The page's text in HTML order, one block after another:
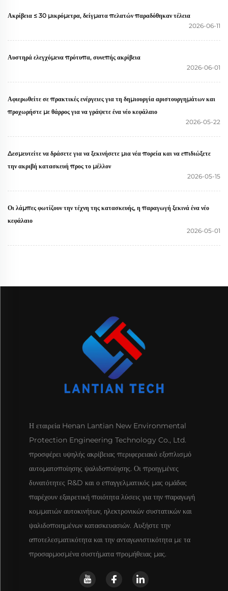
Ακρίβεια ≤ 30 μικρόμετρα, δείγματα πελατών παραδόθηκαν τέλεια
2026-06-11
Αυστηρά ελεγχόμενα πρότυπα, συνεπής ακρίβεια
2026-06-01
Αφιερωθείτε σε πρακτικές ενέργειες για τη δημιουργία αριστουργημάτων και
προχωρήστε με θάρρος για να γράψετε ένα νέο κεφάλαιο
2026-05-22
Δεσμευτείτε να δράσετε για να ξεκινήσετε μια νέα πορεία και να επιδιώξετε
την ακριβή κατασκευή προς το μέλλον
2026-05-15
Οι λάμπες φωτίζουν την τέχνη της κατασκευής, η παραγωγή ξεκινά ένα νέο
κεφάλαιο
2026-05-01
Η εταιρεία Henan Lantian New Environmental
Protection Engineering Technology Co., Ltd.
προσφέρει υψηλής ακρίβειας περιφερειακό εξοπλισμό
αυτοματοποίησης ψαλιδοποίησης. Οι προηγμένες
δυνατότητες R&D και ο επαγγελματικός μας ομάδας
παρέχουν εξαιρετική ποιότητα λύσεις για την παραγωγή
κομματιών αυτοκινήτων, ηλεκτρονικών συστατικών και
ψαλιδοποιημένων κατασκευασιών. Αυξήστε την
αποτελεσματικότητα και την ανταγωνιστικότητα με τα
προσαρμοσμένα συστήματα προμήθειας μας.